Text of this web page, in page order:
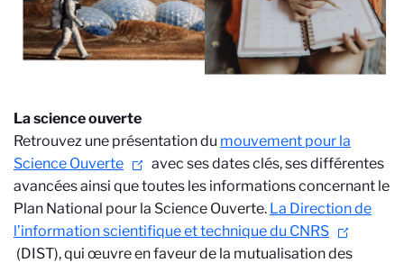
La science ouverte
Retrouvez une présentation du mouvement pour la
Science Ouverte
avec ses dates clés, ses différentes
avancées ainsi que toutes les informations concernant le
Plan National pour la Science Ouverte. La Direction de
l’information scientifique et technique du CNRS
(DIST), qui œuvre en faveur de la mutualisation des